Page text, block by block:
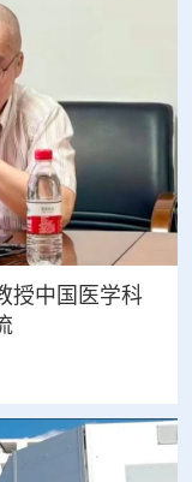
授中国医学科